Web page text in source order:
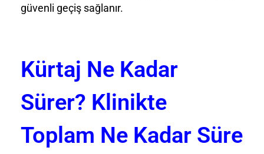
güvenli geçiş sağlanır.
Kürtaj Ne Kadar
Sürer? Klinikte
Toplam Ne Kadar Süre